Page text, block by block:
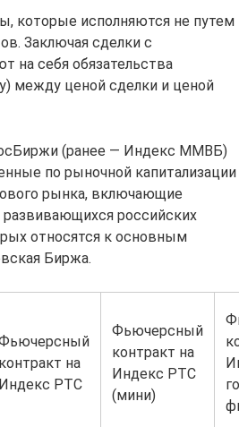
которые исполняются не путем
Заключая сделки с
на себя обязательства
между ценой сделки и ценой
(ранее — Индекс ММВБ)
по рыночной капитализации
рынка, включающие
российских
относятся к основным
Биржа.
контракт на
Индекс РТС
Фьючерсный
контракт на
Индекс РТС
(мини)